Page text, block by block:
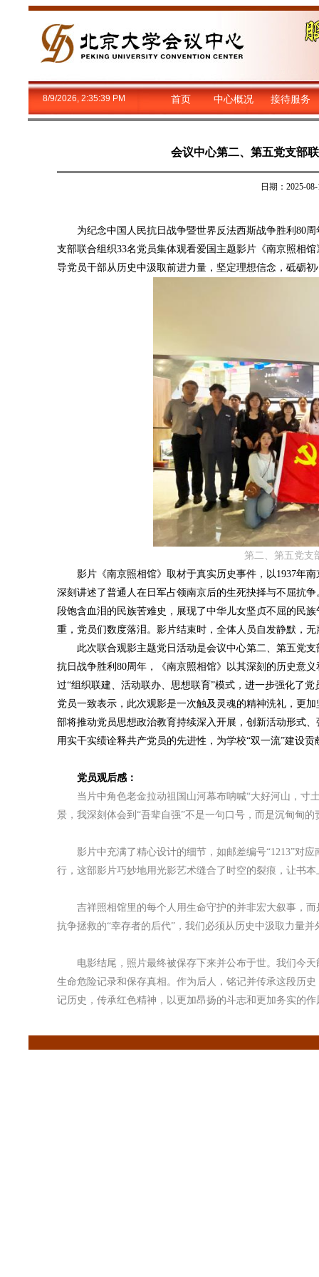
8/9/2026, 2:35:39 PM 首页 中心概况 接待服务
会议中心第二、第五党支部
日期：2025-
为纪念中国人民抗日战争暨世界反法西斯战争胜利80周
支部联合组织33名党员集体观看爱国主题影片《南京照相
导党员干部从历史中汲取前进力量，坚定理想信念，砥砺初
第二、第五党支
影片《南京照相馆》取材于真实历史事件，以1937年南
深刻讲述了普通人在日军占领南京后的生死抉择与不屈抗
段饱含血泪的民族苦难史，展现了中华儿女坚贞不屈的民
重，党员们数度落泪。影片结束时，全体人员自发静默，
此次联合观影主题党日活动是会议中心第二、第五党支
抗日战争胜利80周年，《南京照相馆》以其深刻的历史意
过“组织联建、活动联办、思想联育”模式，进一步强化了
党员一致表示，此次观影是一次触及灵魂的精神洗礼，更
部将推动党员思想政治教育持续深入开展，创新活动形式
用实干实绩诠释共产党员的先进性，为学校“双一流”建设
党员观后感：
当片中角色老金拉动祖国山河幕布呐喊“大好河山，寸
景，我深刻体会到“吾辈自强”不是一句口号，而是沉甸甸的
影片中充满了精心设计的细节，如邮差编号“1213”对应
行，这部影片巧妙地用光影艺术缝合了时空的裂痕，让书
吉祥照相馆里的每个人用生命守护的并非宏大叙事，而
抗争拯救的“幸存者的后代”，我们必须从历史中汲取力量
电影结尾，照片最终被保存下来并公布于世。我们今天
生命危险记录和保存真相。作为后人，铭记并传承这段历
记历史，传承红色精神，以更加昂扬的斗志和更加务实的